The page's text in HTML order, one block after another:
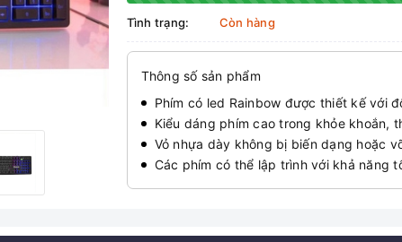
Tình trạng: Còn hàng
Thông số sản phẩm
Phím có led Rainbow được thiết kế với
Kiểu dáng phím cao trong khỏe khoắn,
Vỏ nhựa dày không bị biến dạng hoặc
Các phím có thể lập trình với khả năng